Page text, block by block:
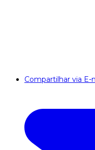
Compartilhar via E-